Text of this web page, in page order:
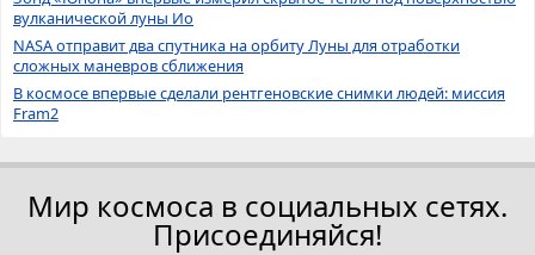
вулканической луны Ио
NASA отправит два спутника на орбиту Луны для отработки
сложных маневров сближения
В космосе впервые сделали рентгеновские снимки людей: миссия
Fram2
Мир космоса в социальных сетях.
Присоединяйся!